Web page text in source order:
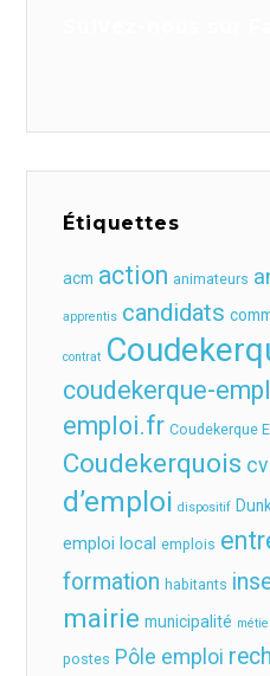
Étiquettes
acm action animateurs
apprentis candidats
contrat
coudekerque-
emploi.fr Coudekerque
Coudekerquois cv
d’emploi dispositif
emploi local emplois
formation habitants
mairie municipalité
postes Pôle emploi